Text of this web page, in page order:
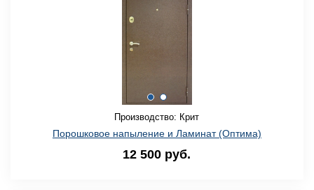
Производство: Крит
Порошковое напыление и Ламинат (Оптима)
12 500 руб.